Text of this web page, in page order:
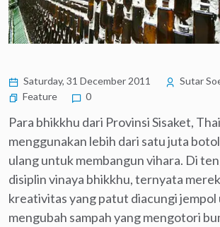
Saturday, 31 December 2011
Sutar
Feature
0
Para bhikkhu dari Provinsi Sisaket,
menggunakan lebih dari satu juta
ulang untuk membangun vihara. Di
disiplin vinaya bhikkhu, ternyata
kreativitas yang patut diacungi
mengubah sampah yang mengotori